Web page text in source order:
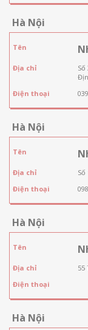
Hà Nội
Tên
Địa chỉ
Điện thoại
Hà Nội
Tên
Địa chỉ
Điện thoại
Hà Nội
Tên
Địa chỉ
55
Điện thoại
Hà Nội